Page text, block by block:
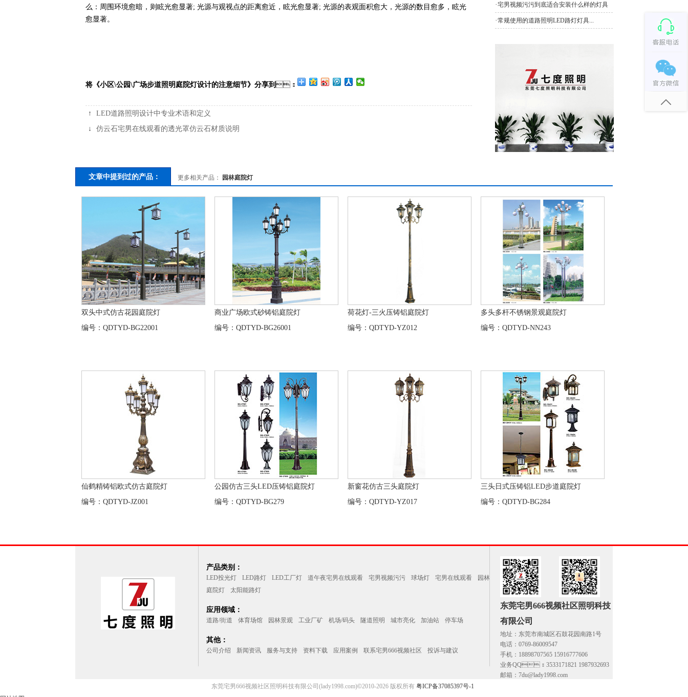
么：周围环境愈暗，则眩光愈显著; 光源与观视点的距离愈近，眩光愈显著; 光源的表观面积愈大，光源的数目愈多，眩光
愈显著。
将《小区\公园\广场步道照明庭院灯设计的注意细节》分享到 ：
↑
LED道路照明设计中专业术语和定义
↓
仿云石宅男在线观看的透光罩仿云石材质说明
·宅男视频污污到底适合安装什么样的灯具
·常规使用的道路照明LED路灯灯具...
文章中提到过的产品： 更多相关产品： 园林庭院灯
双头中式仿古花园庭院灯
编号：QDTYD-BG22001
商业广场欧式砂铸铝庭院灯
编号：QDTYD-BG26001
荷花灯-三火压铸铝庭院灯
编号：QDTYD-YZ012
多头多杆不锈钢景观庭院灯
编号：QDTYD-NN243
仙鹤精铸铝欧式仿古庭院灯
编号：QDTYD-JZ001
公园仿古三头LED压铸铝庭院灯
编号：QDTYD-BG279
新窗花仿古三头庭院灯
编号：QDTYD-YZ017
三头日式压铸铝LED步道庭院灯
编号：QDTYD-BG284
产品类别：
LED投光灯 LED路灯 LED工厂灯 道午夜宅男在线观看 宅男视频污污 球场灯 宅男在线观看
园林
庭院灯
太阳能路灯
应用领域：
道路/街道 体育场馆 园林景观 工业厂矿 机场/码头 隧道照明 城市亮化 加油站 停车场
其他：
公司介绍 新闻资讯 服务与支持 资料下载 应用案例 联系宅男666视频社区 投诉与建议
东莞宅男666视频社区照明科技
有限公司
地址：东莞市南城区石鼓花园南路1号
电话：0769-86009547
手机：18898707565 15916777606
业务QQ：3533171821 1987932693
邮箱：7du@lady1998.com
东莞宅男666视频社区照明科技有限公司(lady1998.com)©2010-2026 版权所有 粤ICP备37085397号-1